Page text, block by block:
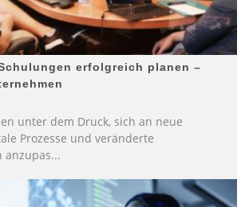
erfolgreich planen –
unter dem Druck, sich an neue
Prozesse und veränderte
anzupas...